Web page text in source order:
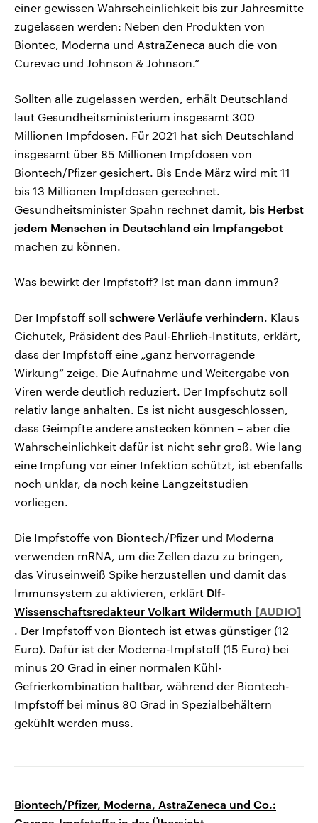
einer gewissen Wahrscheinlichkeit bis zur Jahresmitte
zugelassen werden: Neben den Produkten von
Biontec, Moderna und AstraZeneca auch die von
Curevac und Johnson & Johnson.“
Sollten alle zugelassen werden, erhält Deutschland
laut Gesundheitsministerium insgesamt 300
Millionen Impfdosen. Für 2021 hat sich Deutschland
insgesamt über 85 Millionen Impfdosen von
Biontech/Pfizer gesichert. Bis Ende März wird mit 11
bis 13 Millionen Impfdosen gerechnet.
Gesundheitsminister Spahn rechnet damit, bis Herbst
jedem Menschen in Deutschland ein Impfangebot
machen zu können.
Was bewirkt der Impfstoff? Ist man dann immun?
Der Impfstoff soll schwere Verläufe verhindern. Klaus
Cichutek, Präsident des Paul-Ehrlich-Instituts, erklärt,
dass der Impfstoff eine „ganz hervorragende
Wirkung“ zeige. Die Aufnahme und Weitergabe von
Viren werde deutlich reduziert. Der Impfschutz soll
relativ lange anhalten. Es ist nicht ausgeschlossen,
dass Geimpfte andere anstecken können – aber die
Wahrscheinlichkeit dafür ist nicht sehr groß. Wie lang
eine Impfung vor einer Infektion schützt, ist ebenfalls
noch unklar, da noch keine Langzeitstudien
vorliegen.
Die Impfstoffe von Biontech/Pfizer und Moderna
verwenden mRNA, um die Zellen dazu zu bringen,
das Viruseinweiß Spike herzustellen und damit das
Immunsystem zu aktivieren, erklärt Dlf-
Wissenschaftsredakteur Volkart Wildermuth
. Der Impfstoff von Biontech ist etwas günstiger (12
Euro). Dafür ist der Moderna-Impfstoff (15 Euro) bei
minus 20 Grad in einer normalen Kühl-
Gefrierkombination haltbar, während der Biontech-
Impfstoff bei minus 80 Grad in Spezialbehältern
gekühlt werden muss.
Biontech/Pfizer, Moderna, AstraZeneca und Co.: